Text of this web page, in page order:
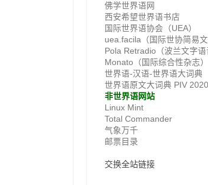
佛学世界语网
西安希望世界语书店
国际世界语协会（UEA）
uea.facila（国际世协简易文
Pola Retradio（波兰文字语
Monato（国际综合性杂志）
世界语-汉语-世界语大词典
世界语原文大词典 PIV 2020
非世界语网站
Linux Mint
Total Commander
气象万千
邮票目录
交换全站链接